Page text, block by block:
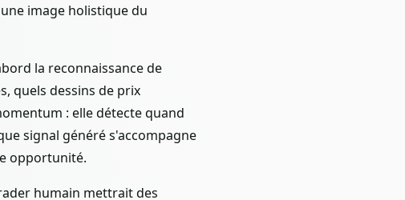
image holistique du
la reconnaissance de
quels dessins de prix
: elle détecte quand
signal généré s'accompagne
opportunité.
humain mettrait des